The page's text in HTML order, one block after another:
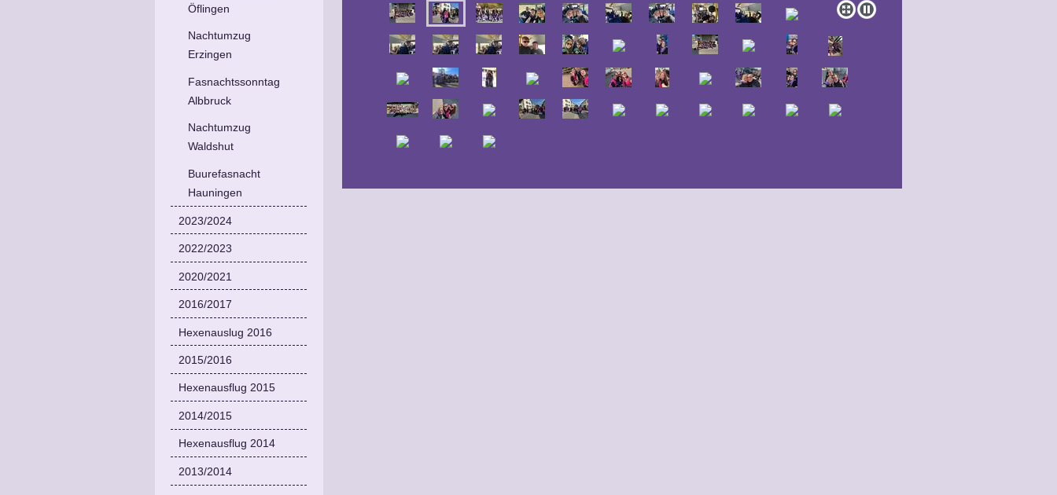
Öflingen
Nachtumzug
Erzingen
Fasnachtssonntag
Albbruck
Nachtumzug
Waldshut
Buurefasnacht
Hauningen
2023/2024
2022/2023
2020/2021
2016/2017
Hexenauslug 2016
2015/2016
Hexenausflug 2015
2014/2015
Hexenausflug 2014
2013/2014